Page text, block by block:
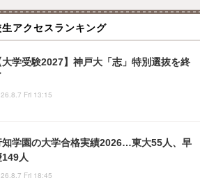
生アクセスランキング
大学受験2027】神戸大「志」特別選抜を終
Fri 13:15
知学園の大学合格実績2026…東大55人、早
149人
Fri 18:45